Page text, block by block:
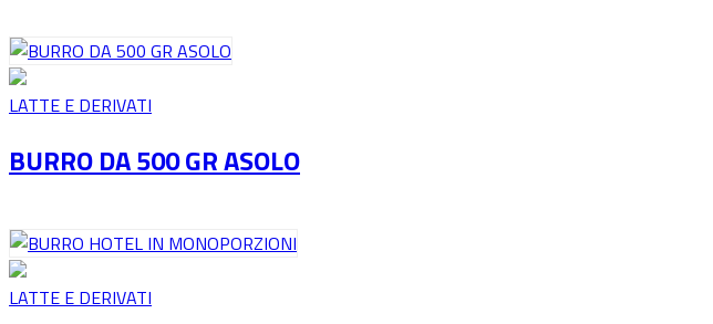
LATTE E DERIVATI
BURRO DA 500 GR ASOLO
LATTE E DERIVATI